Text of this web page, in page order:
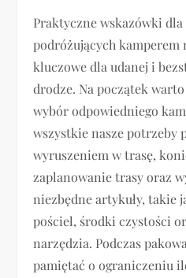
Praktyczne wskazówki
podróżujących kamperem
kluczowe dla udanej i
drodze. Na początek
wybór odpowiedniego
wszystkie nasze potrzeby
wyruszeniem w trasę,
zaplanowanie trasy oraz
niezbędne artykuły, takie
pościel, środki czystości
narzędzia. Podczas
pamiętać o ograniczeniu